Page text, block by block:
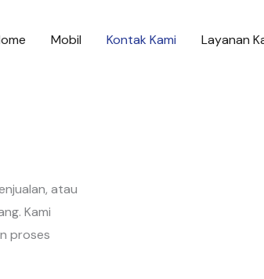
Mobil Kontak Kami Layanan
atau
Kami
proses